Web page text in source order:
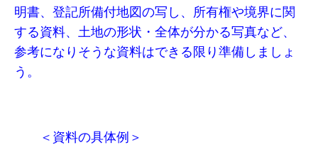
明書、登記所備付地図の写し、所有権や境界に関
する資料、土地の形状・全体が分かる写真など、
参考になりそうな資料はできる限り準備しましょ
う。
＜資料の具体例＞